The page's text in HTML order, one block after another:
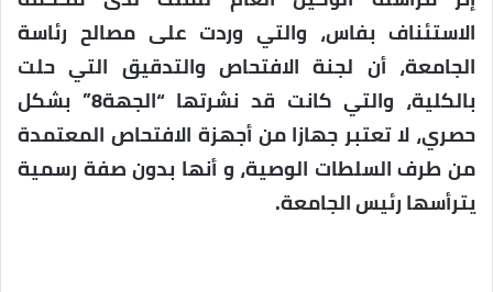
الاستئناف بفاس، والتي وردت على مصالح رئاسة
الجامعة، أن لجنة الافتحاص والتدقيق التي حلت
بالكلية، والتي كانت قد نشرتها “الجهة8” بشكل
حصري، لا تعتبر جهازا من أجهزة الافتحاص المعتمدة
من طرف السلطات الوصية، و أنها بدون صفة رسمية
يترأسها رئيس الجامعة.